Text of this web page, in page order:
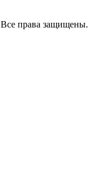
Все права защищены.